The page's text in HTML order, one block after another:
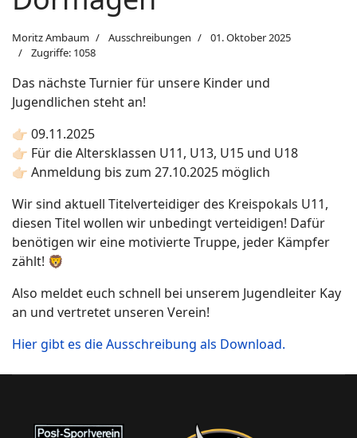
Moritz Ambaum Ausschreibungen
01. Oktober 2025
Zugriffe: 1058
Das nächste Turnier für unsere Kinder und
Jugendlichen steht an!
👉🏻 09.11.2025
👉🏻 Für die Altersklassen U11, U13, U15 und U18
👉🏻 Anmeldung bis zum 27.10.2025 möglich
Wir sind aktuell Titelverteidiger des Kreispokals U11,
diesen Titel wollen wir unbedingt verteidigen! Dafür
benötigen wir eine motivierte Truppe, jeder Kämpfer
zählt! 🦁
Also meldet euch schnell bei unserem Jugendleiter Kay
an und vertretet unseren Verein!
Hier gibt es die Ausschreibung als Download.